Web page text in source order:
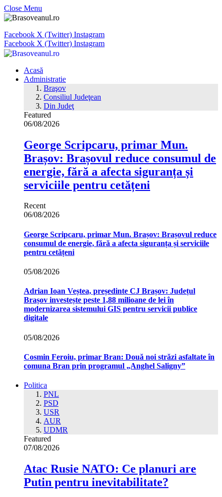
Close Menu
Facebook X (Twitter) Instagram
Facebook X (Twitter) Instagram
Acasă
Administratie
Braşov
Consiliul Judeţean
Din Judeţ
Featured
06/08/2026
George Scripcaru, primar Mun.
Brașov: Brașovul reduce consumul de
energie, fără a afecta siguranța și
serviciile pentru cetățeni
Recent
06/08/2026
George Scripcaru, primar Mun. Brașov: Brașovul reduce
consumul de energie, fără a afecta siguranța și serviciile
pentru cetățeni
05/08/2026
Adrian Ioan Veștea, președinte CJ Brașov: Județul
Brașov investește peste 1,88 milioane de lei în
modernizarea sistemului GIS pentru servicii publice
digitale
05/08/2026
Cosmin Feroiu, primar Bran: Două noi străzi asfaltate în
comuna Bran prin programul „Anghel Saligny”
Politica
PNL
PSD
USR
AUR
UDMR
Featured
07/08/2026
Atac Rusie NATO: Ce planuri are
Putin pentru inevitabilitate?